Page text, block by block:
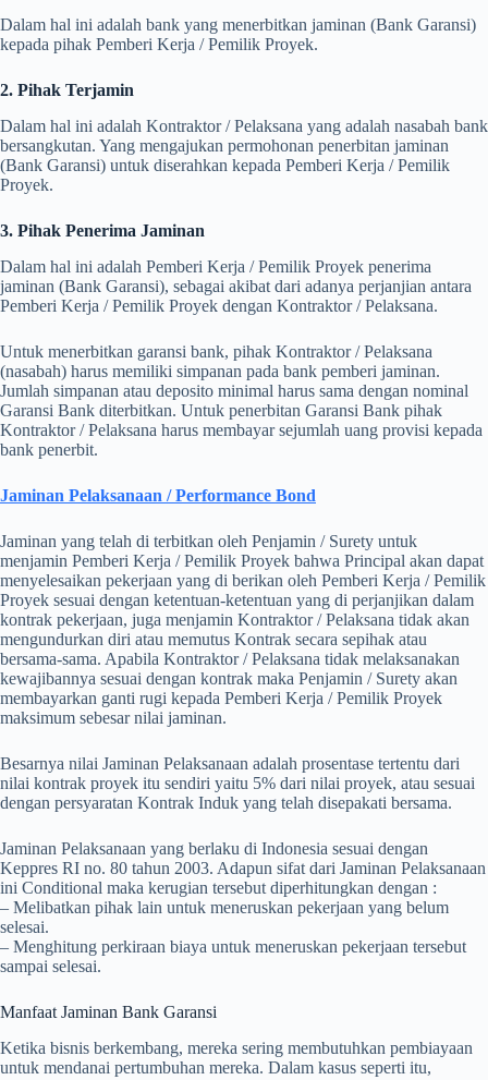
Dalam hal ini adalah bank yang menerbitkan jaminan (Bank Garansi)
kepada pihak Pemberi Kerja / Pemilik Proyek.
2. Pihak Terjamin
Dalam hal ini adalah Kontraktor / Pelaksana yang adalah nasabah bank
bersangkutan. Yang mengajukan permohonan penerbitan jaminan
(Bank Garansi) untuk diserahkan kepada Pemberi Kerja / Pemilik
Proyek.
3. Pihak Penerima Jaminan
Dalam hal ini adalah Pemberi Kerja / Pemilik Proyek penerima
jaminan (Bank Garansi), sebagai akibat dari adanya perjanjian antara
Pemberi Kerja / Pemilik Proyek dengan Kontraktor / Pelaksana.
Untuk menerbitkan garansi bank, pihak Kontraktor / Pelaksana
(nasabah) harus memiliki simpanan pada bank pemberi jaminan.
Jumlah simpanan atau deposito minimal harus sama dengan nominal
Garansi Bank diterbitkan. Untuk penerbitan Garansi Bank pihak
Kontraktor / Pelaksana harus membayar sejumlah uang provisi kepada
bank penerbit.
Jaminan Pelaksanaan / Performance Bond
Jaminan yang telah di terbitkan oleh Penjamin / Surety untuk
menjamin Pemberi Kerja / Pemilik Proyek bahwa Principal akan dapat
menyelesaikan pekerjaan yang di berikan oleh Pemberi Kerja / Pemilik
Proyek sesuai dengan ketentuan-ketentuan yang di perjanjikan dalam
kontrak pekerjaan, juga menjamin Kontraktor / Pelaksana tidak akan
mengundurkan diri atau memutus Kontrak secara sepihak atau
bersama-sama. Apabila Kontraktor / Pelaksana tidak melaksanakan
kewajibannya sesuai dengan kontrak maka Penjamin / Surety akan
membayarkan ganti rugi kepada Pemberi Kerja / Pemilik Proyek
maksimum sebesar nilai jaminan.
Besarnya nilai Jaminan Pelaksanaan adalah prosentase tertentu dari
nilai kontrak proyek itu sendiri yaitu 5% dari nilai proyek, atau sesuai
dengan persyaratan Kontrak Induk yang telah disepakati bersama.
Jaminan Pelaksanaan yang berlaku di Indonesia sesuai dengan
Keppres RI no. 80 tahun 2003. Adapun sifat dari Jaminan Pelaksanaan
ini Conditional maka kerugian tersebut diperhitungkan dengan :
– Melibatkan pihak lain untuk meneruskan pekerjaan yang belum
selesai.
– Menghitung perkiraan biaya untuk meneruskan pekerjaan tersebut
sampai selesai.
Manfaat Jaminan Bank Garansi
Ketika bisnis berkembang, mereka sering membutuhkan pembiayaan
untuk mendanai pertumbuhan mereka. Dalam kasus seperti itu,